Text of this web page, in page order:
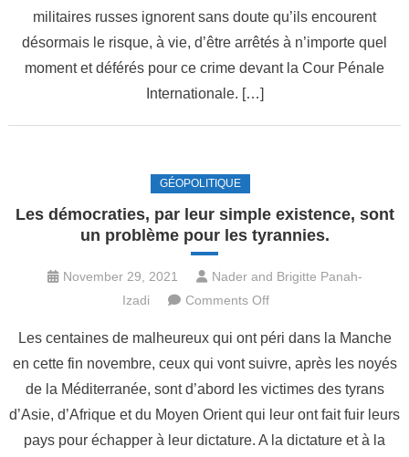
La
fin
de
militaires russes ignorent sans doute qu’ils encourent
désormais le risque, à vie, d’être arrêtés à n’importe quel
moment et déférés pour ce crime devant la Cour Pénale
Internationale. […]
GÉOPOLITIQUE
Les démocraties, par leur simple existence, sont
un problème pour les tyrannies.
November 29, 2021
Nader and Brigitte Panah-
Izadi
Comments Offon
démocraties,
par
leur
simple
existence,
Les centaines de malheureux qui ont péri dans la Manche
en cette fin novembre, ceux qui vont suivre, après les noyés
de la Méditerranée, sont d’abord les victimes des tyrans
d’Asie, d’Afrique et du Moyen Orient qui leur ont fait fuir leurs
pays pour échapper à leur dictature. A la dictature et à la